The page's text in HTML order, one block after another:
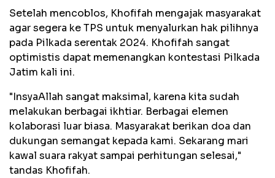
Setelah mencoblos, Khofifah mengajak masyarakat
agar segera ke TPS untuk menyalurkan hak pilihnya
pada Pilkada serentak 2024. Khofifah sangat
optimistis dapat memenangkan kontestasi Pilkada
Jatim kali ini.
"InsyaAllah sangat maksimal, karena kita sudah
melakukan berbagai ikhtiar. Berbagai elemen
kolaborasi luar biasa. Masyarakat berikan doa dan
dukungan semangat kepada kami. Sekarang mari
kawal suara rakyat sampai perhitungan selesai,"
tandas Khofifah.